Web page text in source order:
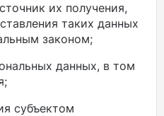
их получения,
таких данных
законом;
данных, в том
субъектом